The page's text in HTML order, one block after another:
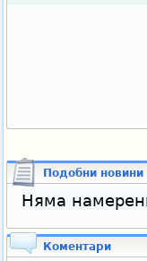
Подобни новини
Няма
Коментари